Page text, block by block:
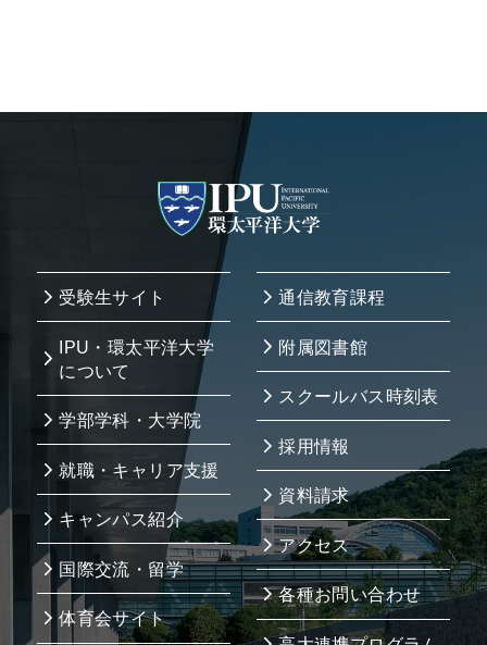
受験生サイト
IPU・環太平洋大学
について
学部学科・大学院
就職・キャリア支援
キャンパス紹介
国際交流・留学
体育会サイト
通信教育課程
附属図書館
スクールバス時刻表
採用情報
資料請求
アクセス
各種お問い合わせ